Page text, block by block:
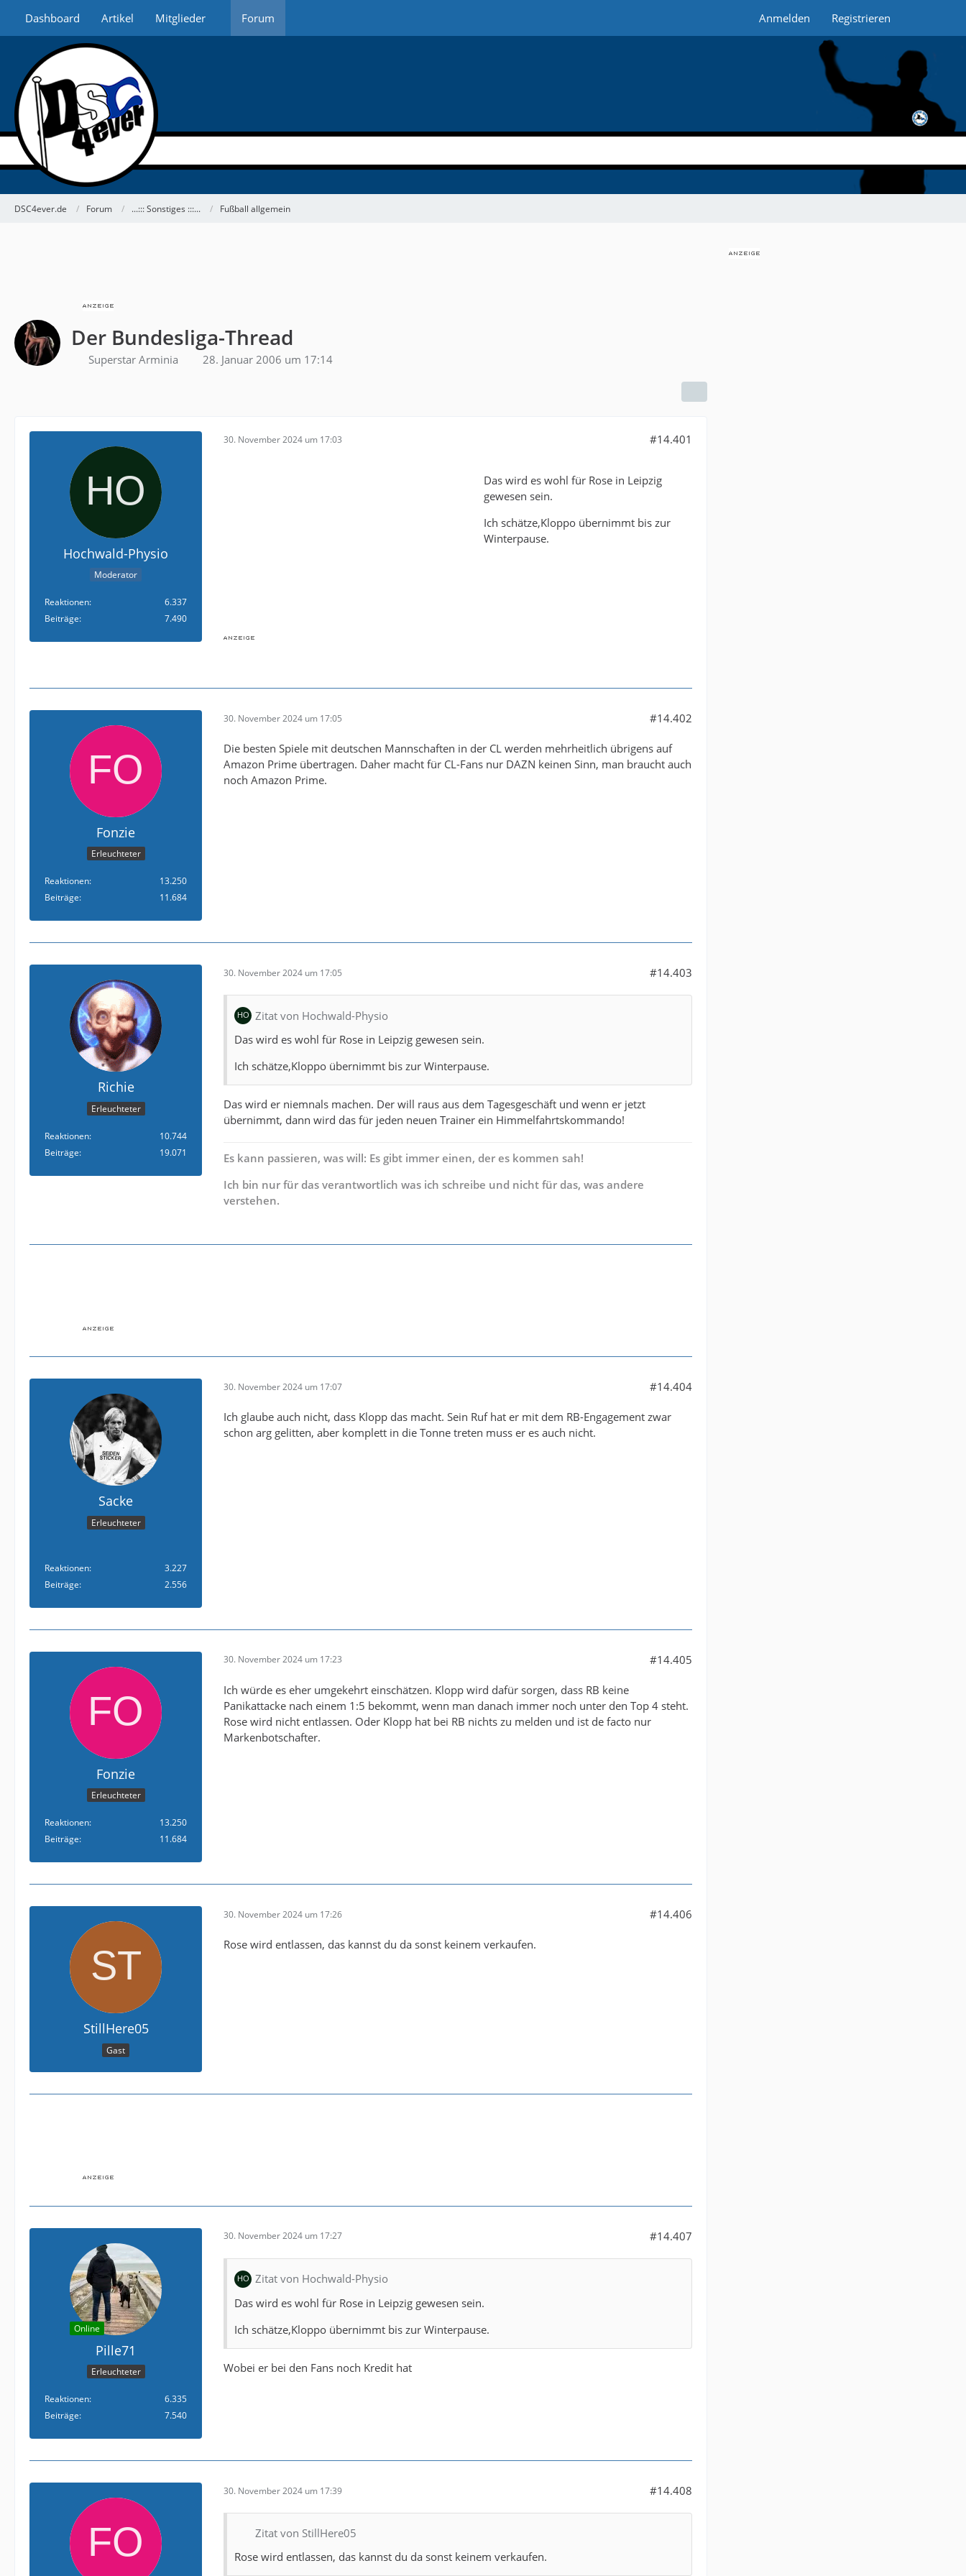
Dashboard Artikel Mitglieder Forum Anmelden Registrieren
DSC4ever.de Forum ...::: Sonstiges :::... Fußball allgemein
Der Bundesliga-Thread
Superstar Arminia 28. Januar 2006 um 17:14
Hochwald-Physio
Moderator
Reaktionen
6.337
Beiträge
7.490
30. November 2024 um 17:03 #14.401
Das wird es wohl für Rose in Leipzig
gewesen sein.
Ich schätze,Kloppo übernimmt bis zur
Winterpause.
Fonzie
Erleuchteter
Reaktionen
13.250
Beiträge
11.684
30. November 2024 um 17:05 #14.402
Die besten Spiele mit deutschen Mannschaften in der CL werden mehrheitlich übrigens auf
Amazon Prime übertragen. Daher macht für CL-Fans nur DAZN keinen Sinn, man braucht auch
noch Amazon Prime.
Richie
Erleuchteter
Reaktionen
10.744
Beiträge
19.071
30. November 2024 um 17:05 #14.403
Zitat von Hochwald-Physio
Das wird es wohl für Rose in Leipzig gewesen sein.
Ich schätze,Kloppo übernimmt bis zur Winterpause.
Das wird er niemnals machen. Der will raus aus dem Tagesgeschäft und wenn er jetzt
übernimmt, dann wird das für jeden neuen Trainer ein Himmelfahrtskommando!
Es kann passieren, was will: Es gibt immer einen, der es kommen sah!
Ich bin nur für das verantwortlich was ich schreibe und nicht für das, was andere
verstehen.
Sacke
Erleuchteter
Reaktionen
3.227
Beiträge
2.556
30. November 2024 um 17:07 #14.404
Ich glaube auch nicht, dass Klopp das macht. Sein Ruf hat er mit dem RB-Engagement zwar
schon arg gelitten, aber komplett in die Tonne treten muss er es auch nicht.
Fonzie
Erleuchteter
Reaktionen
13.250
Beiträge
11.684
30. November 2024 um 17:23 #14.405
Ich würde es eher umgekehrt einschätzen. Klopp wird dafür sorgen, dass RB keine
Panikattacke nach einem 1:5 bekommt, wenn man danach immer noch unter den Top 4 steht.
Rose wird nicht entlassen. Oder Klopp hat bei RB nichts zu melden und ist de facto nur
Markenbotschafter.
StillHere05
Gast
30. November 2024 um 17:26 #14.406
Rose wird entlassen, das kannst du da sonst keinem verkaufen.
Online
Pille71
Erleuchteter
Reaktionen
6.335
Beiträge
7.540
30. November 2024 um 17:27 #14.407
Zitat von Hochwald-Physio
Das wird es wohl für Rose in Leipzig gewesen sein.
Ich schätze,Kloppo übernimmt bis zur Winterpause.
Wobei er bei den Fans noch Kredit hat
30. November 2024 um 17:39 #14.408
Zitat von StillHere05
Rose wird entlassen, das kannst du da sonst keinem verkaufen.